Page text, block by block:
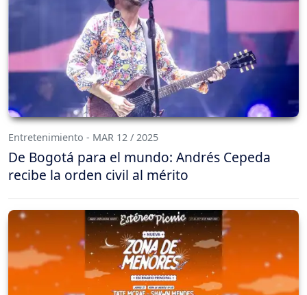
Entretenimiento - MAR 12 / 2025
De Bogotá para el mundo: Andrés Cepeda
recibe la orden civil al mérito